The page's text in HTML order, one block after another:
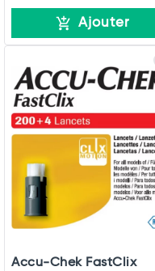
Ajouter
Accu-Chek FastClix